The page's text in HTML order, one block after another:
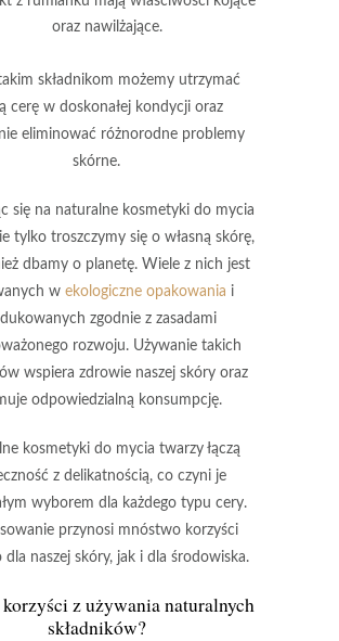
oraz nawilżające.
składnikom możemy utrzymać
cerę w doskonałej kondycji oraz
eliminować różnorodne problemy
skórne.
się na naturalne kosmetyki do mycia
tylko troszczymy się o własną skórę,
dbamy o planetę. Wiele z nich jest
w ekologiczne opakowania i
zgodnie z zasadami
rozwoju. Używanie takich
wspiera zdrowie naszej skóry oraz
odpowiedzialną konsumpcję.
kosmetyki do mycia twarzy łączą
z delikatnością, co czyni je
wyborem dla każdego typu cery.
przynosi mnóstwo korzyści
dla naszej skóry, jak i dla środowiska.
korzyści z używania naturalnych
składników?